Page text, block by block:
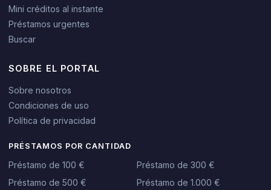
Mini créditos al instante
Préstamos urgentes
Buscar
SOBRE EL PORTAL
Sobre nosotros
Condiciones de uso
Política de privacidad
PRÉSTAMOS POR CANTIDAD
Préstamo de 100 €
Préstamo de 300 €
Préstamo de 500 €
Préstamo de 1.000 €